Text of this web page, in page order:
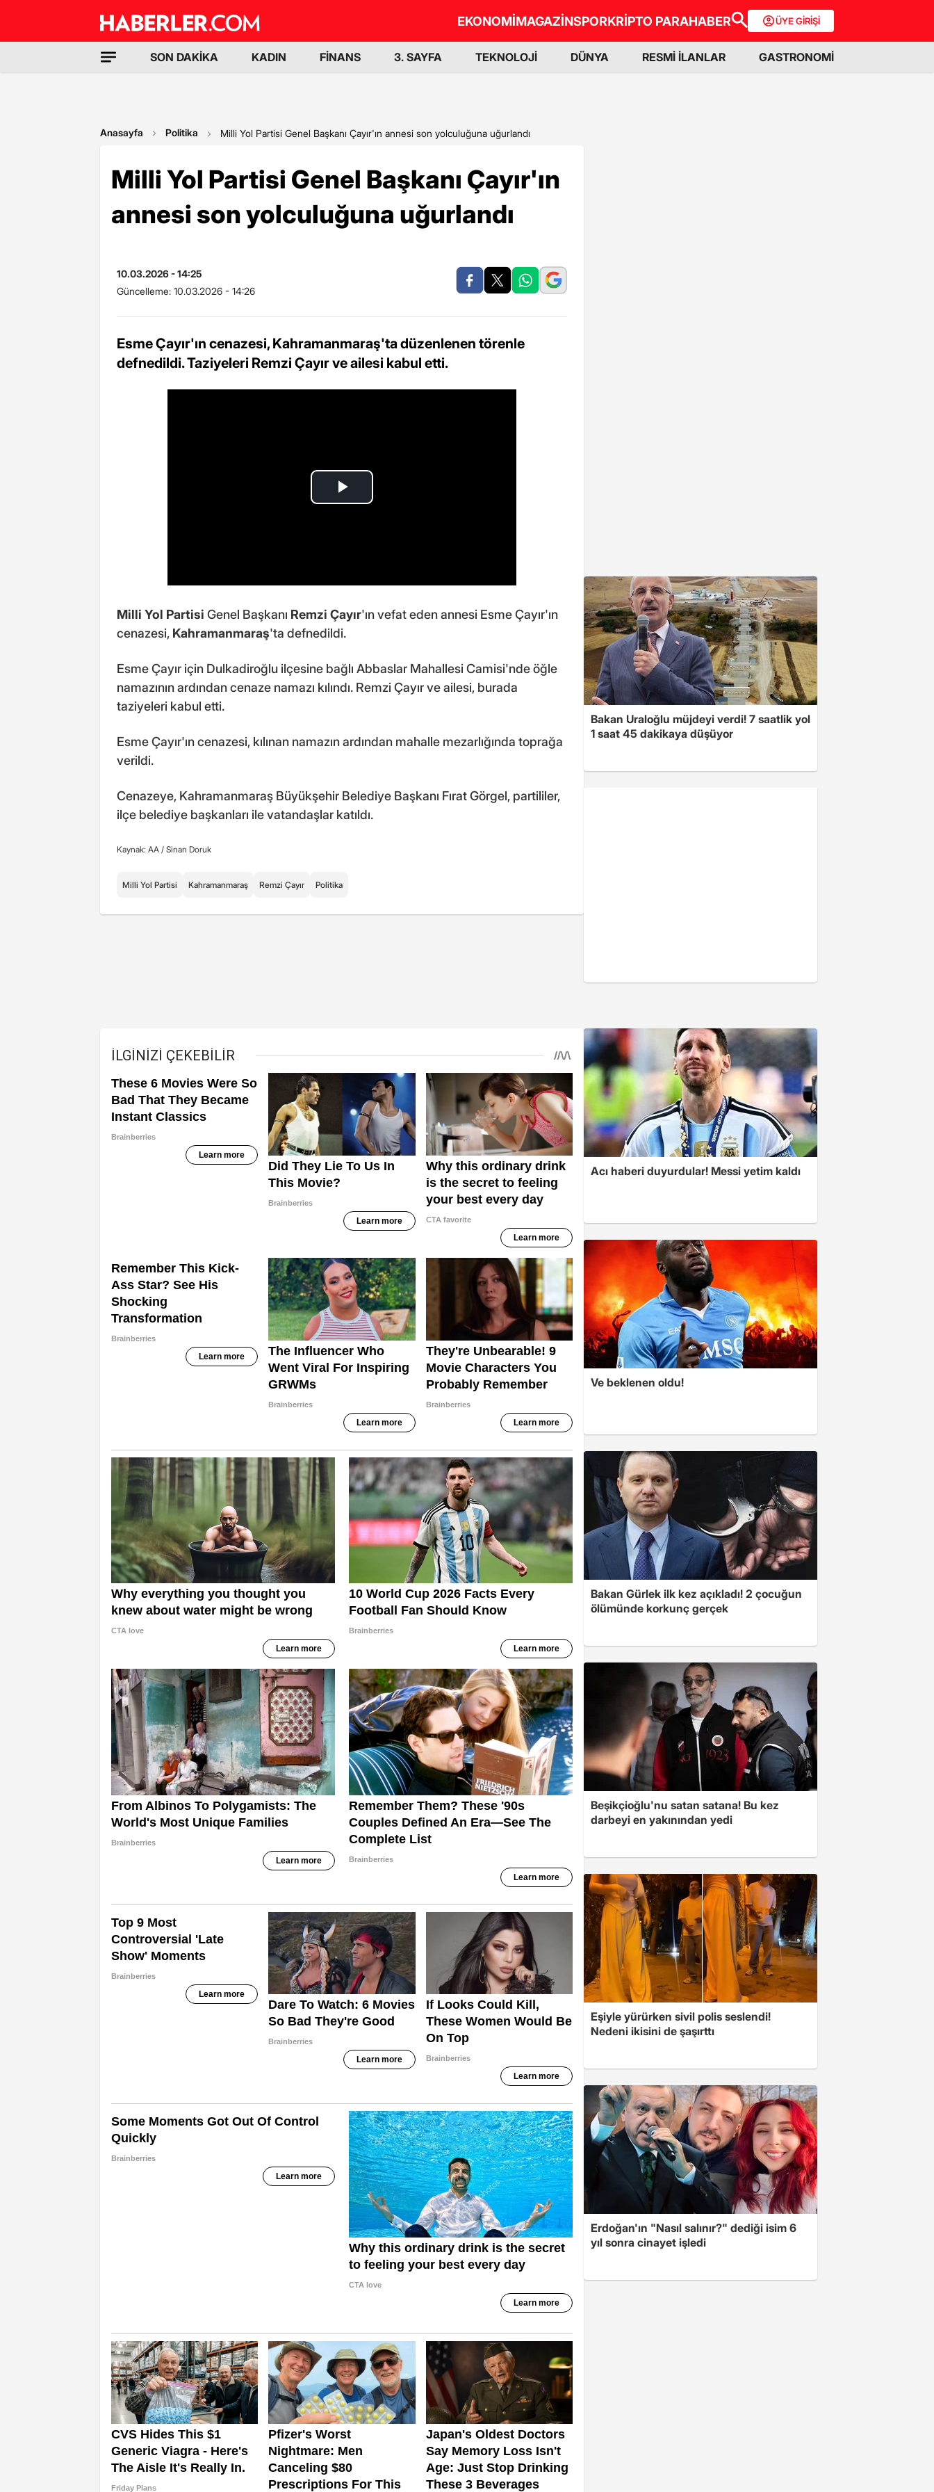
EKONOMİMAGAZİNSPORKRİPTO PARAHABER ÜYE GİRİŞİ
SON DAKİKA KADIN FİNANS 3. SAYFA TEKNOLOJİ DÜNYA RESMİ İLANLAR GASTRONOMİ
Anasayfa Politika Milli Yol Partisi Genel Başkanı Çayır'ın annesi son yolculuğuna uğurlandı
Milli Yol Partisi Genel Başkanı Çayır'ın
annesi son yolculuğuna uğurlandı
10.03.2026 - 14:25
Güncelleme: 10.03.2026 - 14:26
Esme Çayır'ın cenazesi, Kahramanmaraş'ta düzenlenen törenle
defnedildi. Taziyeleri Remzi Çayır ve ailesi kabul etti.
Milli Yol Partisi Genel Başkanı Remzi Çayır'ın vefat eden annesi Esme Çayır'ın
cenazesi, Kahramanmaraş'ta defnedildi.
Esme Çayır için Dulkadiroğlu ilçesine bağlı Abbaslar Mahallesi Camisi'nde öğle
namazının ardından cenaze namazı kılındı. Remzi Çayır ve ailesi, burada
taziyeleri kabul etti.
Esme Çayır'ın cenazesi, kılınan namazın ardından mahalle mezarlığında toprağa
verildi.
Cenazeye, Kahramanmaraş Büyükşehir Belediye Başkanı Fırat Görgel, partililer,
ilçe belediye başkanları ile vatandaşlar katıldı.
Kaynak: AA / Sinan Doruk
Milli Yol Partisi Kahramanmaraş Remzi Çayır Politika
Bakan Uraloğlu müjdeyi verdi! 7 saatlik yol
1 saat 45 dakikaya düşüyor
Acı haberi duyurdular! Messi yetim kaldı
Ve beklenen oldu!
Bakan Gürlek ilk kez açıkladı! 2 çocuğun
ölümünde korkunç gerçek
Beşikçioğlu'nu satan satana! Bu kez
darbeyi en yakınından yedi
Eşiyle yürürken sivil polis seslendi!
Nedeni ikisini de şaşırttı
Erdoğan'ın "Nasıl salınır?" dediği isim 6
yıl sonra cinayet işledi